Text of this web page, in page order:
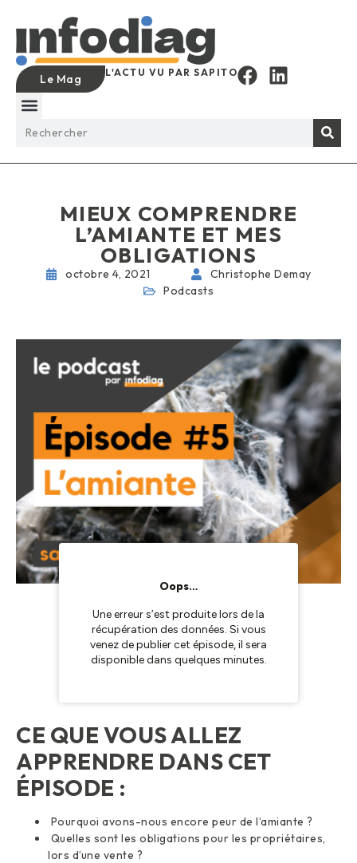
Le Mag L'ACTU VU PAR SAPITO
MIEUX COMPRENDRE
L’AMIANTE ET MES
OBLIGATIONS
octobre 4, 2021
Christophe Demay
Podcasts
CE QUE VOUS ALLEZ
APPRENDRE DANS CET
ÉPISODE :
Pourquoi avons-nous encore peur de l’amiante ?
Quelles sont les obligations pour les propriétaires,
lors d’une vente ?